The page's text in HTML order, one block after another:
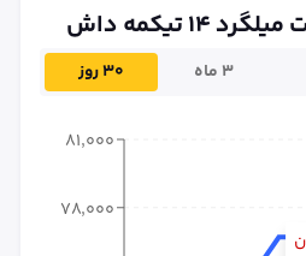
تیکمه داش
۳ ماه ۳۰ روز
۷۸٬۰۰۰
۸۱٬۰۰۰